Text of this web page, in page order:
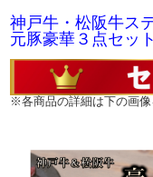
景品パネル&目録で
神戸牛・松阪牛ス
元豚豪華３点セット
※各商品の詳細は下の画像